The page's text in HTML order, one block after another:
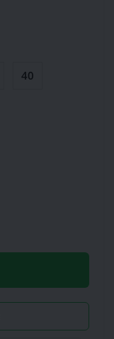
40